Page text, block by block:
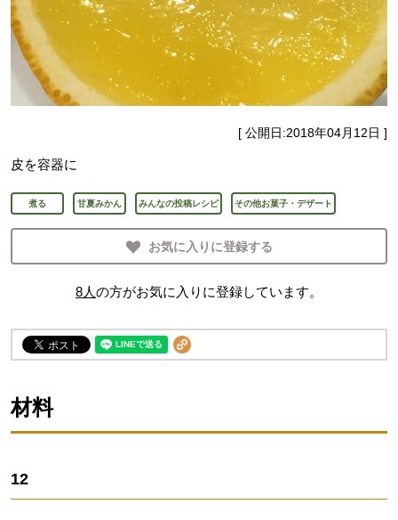
[ 公開日:2018年04月12日 ]
皮を容器に
煮る 甘夏みかん みんなの投稿レシピ その他お菓子・デザート
お気に入りに登録する
8人の方がお気に入りに登録しています。
材料
12